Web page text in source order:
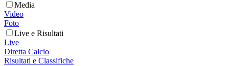
Media
Video
Foto
Live e Risultati
Live
Diretta Calcio
Risultati e Classifiche